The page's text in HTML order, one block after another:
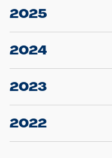
2025
23.12.2025
Projekt S5: Start
2024
10.12.2024
Großprojekt S5:
2023
20.12.2023
Schleswig-
2022
22.12.2022